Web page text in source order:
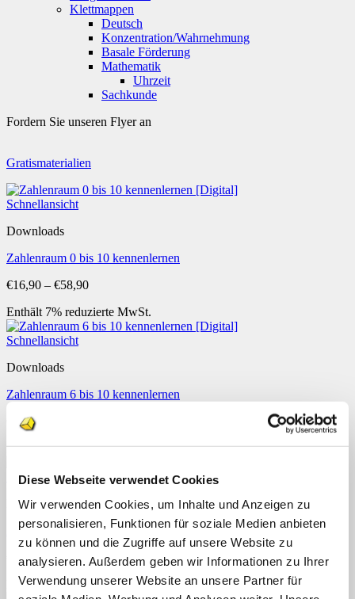
Diese Webseite verwendet Cookies
Wir verwenden Cookies, um Inhalte und Anzeigen zu
personalisieren, Funktionen für soziale Medien anbieten
zu können und die Zugriffe auf unsere Website zu
analysieren. Außerdem geben wir Informationen zu Ihrer
Verwendung unserer Website an unsere Partner für
Klettmappen
Deutsch
Konzentration/Wahrnehmung
Basale Förderung
Mathematik
Uhrzeit
Sachkunde
Fordern Sie unseren Flyer an
Gratismaterialien
Schnellansicht
Downloads
Zahlenraum 0 bis 10 kennenlernen
€16,90 – €58,90Preisspanne:
bis
€58,90
Enthält 7% reduzierte MwSt.
Schnellansicht
Downloads
Zahlenraum 6 bis 10 kennenlernen
10,90
bis
Enthält 7% reduzierte MwSt.
Schnellansicht
Downloads
Zählen mit Strichen
6,90
Enthält 7% reduzierte MwSt.